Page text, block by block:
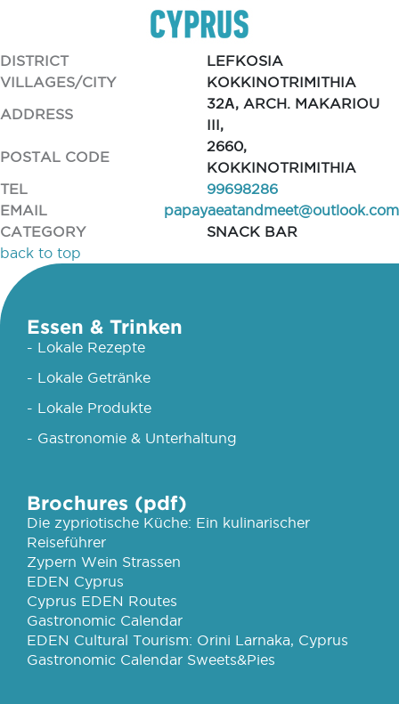
DISTRICT
LEFKOSIA
VILLAGES/CITY
KOKKINOTRIMITHIA
ADDRESS
32Α, ARCH. MAKARIOU
III,
POSTAL CODE
2660,
KOKKINOTRIMITHIA
TEL
99698286
EMAIL
papayaeatandmeet@outlook.com
CATEGORY
SNACK BAR
back to top
Essen & Trinken
- Lokale Rezepte
- Lokale Getränke
- Lokale Produkte
- Gastronomie & Unterhaltung
Brochures (pdf)
Die zypriotische Küche: Ein kulinarischer
Reiseführer
Zypern Wein Strassen
EDEN Cyprus
Cyprus EDEN Routes
Gastronomic Calendar
EDEN Cultural Tourism: Orini Larnaka, Cyprus
Gastronomic Calendar Sweets&Pies